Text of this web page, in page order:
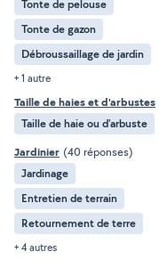
Tonte de pelouse
Tonte de gazon
Débroussaillage de jardin
+ 1 autre
Taille de haies et d'arbustes
Taille de haie ou d'arbuste
Jardinier (40 réponses)
Jardinage
Entretien de terrain
Retournement de terre
+ 4 autres